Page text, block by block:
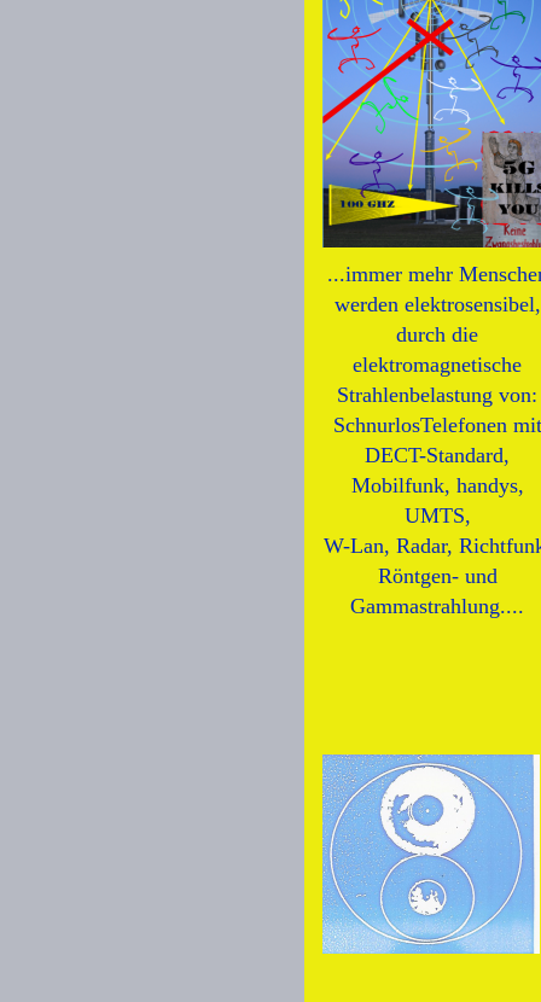
...immer mehr
werden elektrosensibel,
durch die
elektromagnetische
Strahlenbelastung von:
SchnurlosTelefonen mit
DECT-Standard,
Mobilfunk, handys,
UMTS,
W-Lan, Radar,
Röntgen- und
Gammastrahlung....